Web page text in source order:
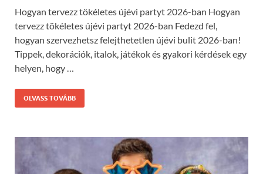
Hogyan tervezz tökéletes újévi partyt 2026-ban Hogyan
tervezz tökéletes újévi partyt 2026-ban Fedezd fel,
hogyan szervezhetsz felejthetetlen újévi bulit 2026-ban!
Tippek, dekorációk, italok, játékok és gyakori kérdések egy
helyen, hogy …
OLVASS TOVÁBB